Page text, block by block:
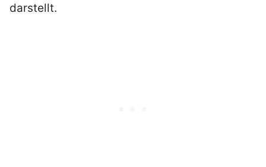
darstellt.